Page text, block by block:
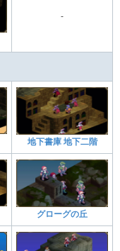
-
地下書庫 地下二階
グローグの丘